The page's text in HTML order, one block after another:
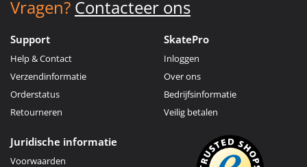
Vragen? Contacteer ons
Support
Help & Contact
Verzendinformatie
Orderstatus
Retourneren
SkatePro
Inloggen
Over ons
Bedrijfsinformatie
Veilig betalen
Juridische informatie
Voorwaarden